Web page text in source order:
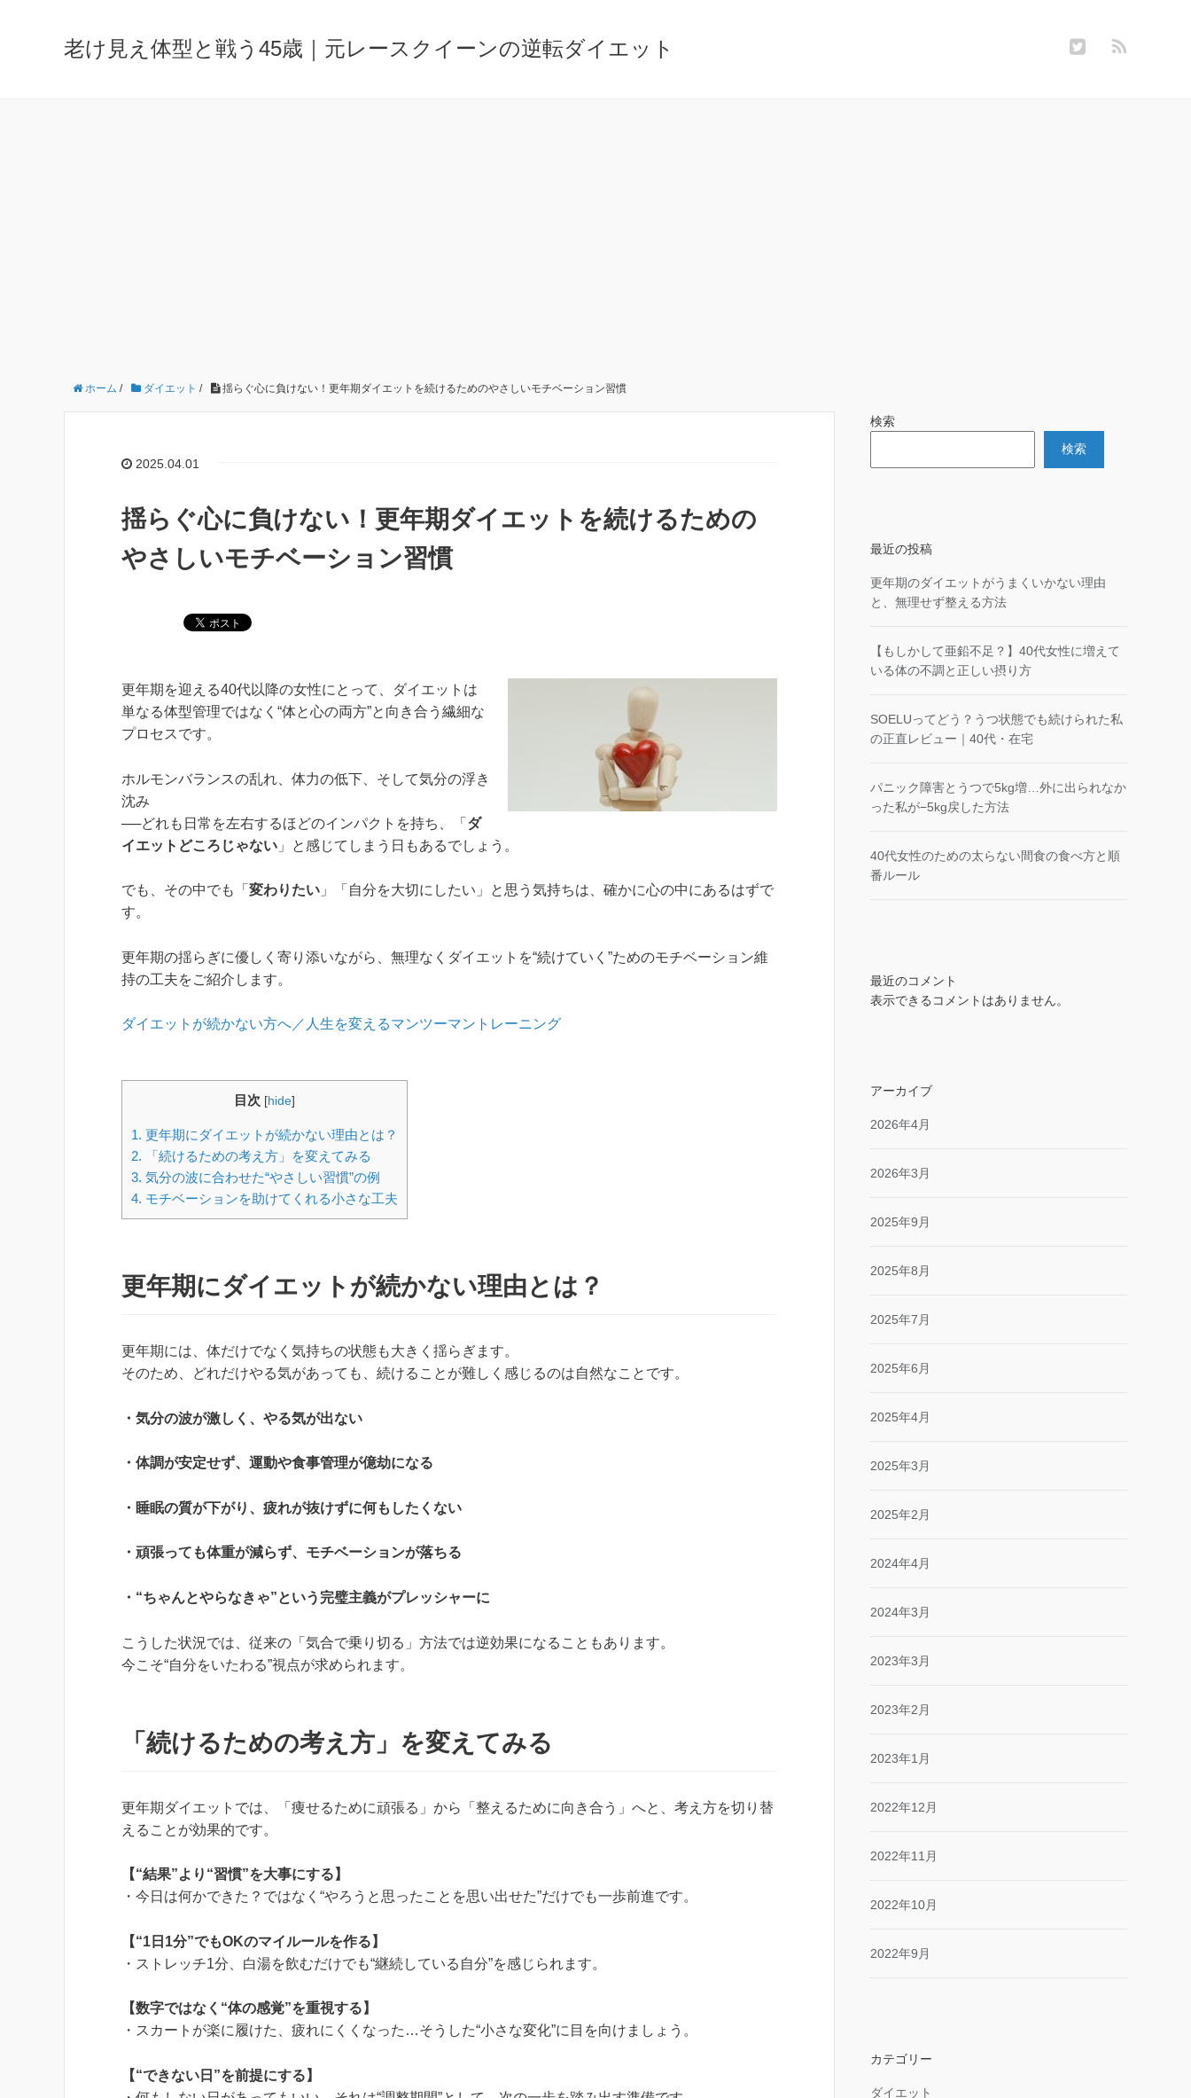
老け見え体型と戦う45歳｜元レースクイーンの逆転ダイエット
ホーム / ダイエット / 揺らぐ心に負けない！更年期ダイエットを続けるためのやさしいモチベーション習慣
2025.04.01
揺らぐ心に負けない！更年期ダイエットを続けるための
やさしいモチベーション習慣
更年期を迎える40代以降の女性にとって、ダイエットは
単なる体型管理ではなく“体と心の両方”と向き合う繊細な
プロセスです。
ホルモンバランスの乱れ、体力の低下、そして気分の浮き
沈み
──どれも日常を左右するほどのインパクトを持ち、「 ダ
イエットどころじゃない 」と感じてしまう日もあるでしょう。
でも、その中でも「 変わりたい 」「自分を大切にしたい」と思う気持ちは、確かに心の中にあるはずで
す。
更年期の揺らぎに優しく寄り添いながら、無理なくダイエットを“続けていく”ためのモチベーション維
持の工夫をご紹介します。
ダイエットが続かない方へ／人生を変えるマンツーマントレーニング
目次 [hide]
1. 更年期にダイエットが続かない理由とは？
2. 「続けるための考え方」を変えてみる
3. 気分の波に合わせた“やさしい習慣”の例
4. モチベーションを助けてくれる小さな工夫
更年期にダイエットが続かない理由とは？
更年期には、体だけでなく気持ちの状態も大きく揺らぎます。
そのため、どれだけやる気があっても、続けることが難しく感じるのは自然なことです。
・気分の波が激しく、やる気が出ない
・体調が安定せず、運動や食事管理が億劫になる
・睡眠の質が下がり、疲れが抜けずに何もしたくない
・頑張っても体重が減らず、モチベーションが落ちる
・“ちゃんとやらなきゃ”という完璧主義がプレッシャーに
こうした状況では、従来の「気合で乗り切る」方法では逆効果になることもあります。
今こそ“自分をいたわる”視点が求められます。
「続けるための考え方」を変えてみる
更年期ダイエットでは、「痩せるために頑張る」から「整えるために向き合う」へと、考え方を切り替
えることが効果的です。
【“結果”より“習慣”を大事にする】
・今日は何かできた？ではなく“やろうと思ったことを思い出せた”だけでも一歩前進です。
【“1日1分”でもOKのマイルールを作る】
・ストレッチ1分、白湯を飲むだけでも“継続している自分”を感じられます。
【数字ではなく“体の感覚”を重視する】
・スカートが楽に履けた、疲れにくくなった…そうした“小さな変化”に目を向けましょう。
【“できない日”を前提にする】
検索
検索
最近の投稿
更年期のダイエットがうまくいかない理由
と、無理せず整える方法
【もしかして亜鉛不足？】40代女性に増えて
いる体の不調と正しい摂り方
SOELUってどう？うつ状態でも続けられた私
の正直レビュー｜40代・在宅
パニック障害とうつで5kg増…外に出られなか
った私が−5kg戻した方法
40代女性のための太らない間食の食べ方と順
番ルール
最近のコメント
表示できるコメントはありません。
アーカイブ
2026年4月
2026年3月
2025年9月
2025年8月
2025年7月
2025年6月
2025年4月
2025年3月
2025年2月
2024年4月
2024年3月
2023年3月
2023年2月
2023年1月
2022年12月
2022年11月
2022年10月
2022年9月
カテゴリー
ダイエット